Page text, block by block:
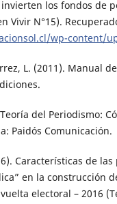
los fondos de
Vivir N°15).
wp-content/
L. (2011). Manual
del Periodismo:
Paidós Comunicación.
Características de
en la construcción
electoral – 2016